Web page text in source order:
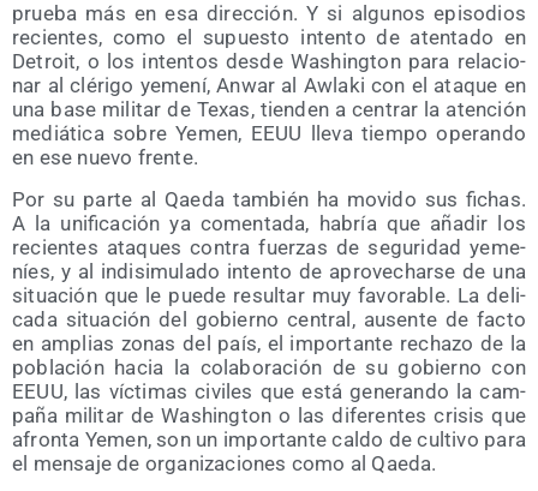
prue­ba más en esa direc­ción. Y si algu­nos epi­so­dios
recien­tes, como el supues­to inten­to de aten­ta­do en
Detroit, o los inten­tos des­de Washing­ton para rela­cio­
nar al clé­ri­go yeme­ní, Anwar al Awla­ki con el ata­que en
una base mili­tar de Texas, tien­den a cen­trar la aten­ción
mediá­ti­ca sobre Yemen, EEUU lle­va tiem­po ope­ran­do
en ese nue­vo frente.
Por su par­te al Qae­da tam­bién ha movi­do sus fichas.
A la uni­fi­ca­ción ya comen­ta­da, habría que aña­dir los
recien­tes ata­ques con­tra fuer­zas de segu­ri­dad yeme­
níes, y al indi­si­mu­la­do inten­to de apro­ve­char­se de una
situa­ción que le pue­de resul­tar muy favo­ra­ble. La deli­
ca­da situa­ción del gobierno cen­tral, ausen­te de fac­to
en amplias zonas del país, el impor­tan­te recha­zo de la
pobla­ción hacia la cola­bo­ra­ción de su gobierno con
EEUU, las víc­ti­mas civi­les que está gene­ran­do la cam­
pa­ña mili­tar de Washing­ton o las dife­ren­tes cri­sis que
afron­ta Yemen, son un impor­tan­te cal­do de cul­ti­vo para
el men­sa­je de orga­ni­za­cio­nes como al Qaeda.